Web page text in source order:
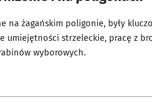
na żagańskim poligonie, były
umiejętności strzeleckie, pracę z
wyborowych.